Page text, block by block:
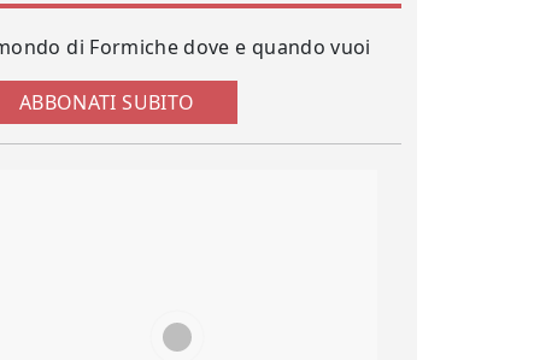
di Formiche dove e quando vuoi
ABBONATI SUBITO